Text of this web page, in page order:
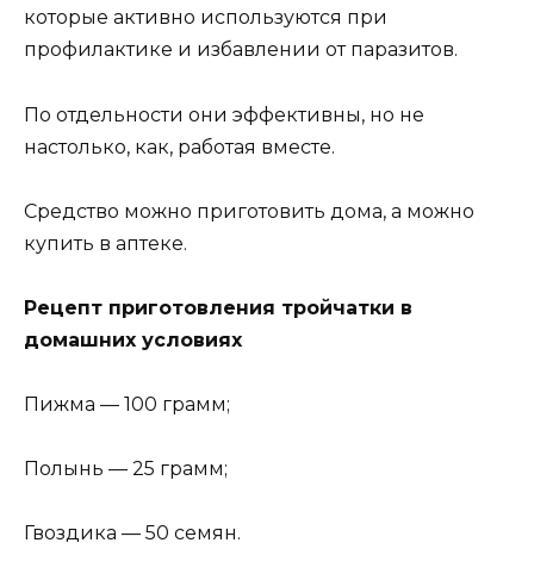
которые активно используются при
профилактике и избавлении от паразитов.
По отдельности они эффективны, но не
настолько, как, работая вместе.
Средство можно приготовить дома, а можно
купить в аптеке.
Рецепт приготовления тройчатки в
домашних условиях
Пижма — 100 грамм;
Полынь — 25 грамм;
Гвоздика — 50 семян.